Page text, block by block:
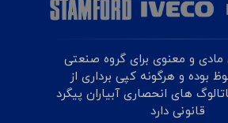
و معنوی برای گروه صنعتی
بوده و هرگونه کپی برداری از
های انحصاری آبیاران پیگرد
قانونی دارد